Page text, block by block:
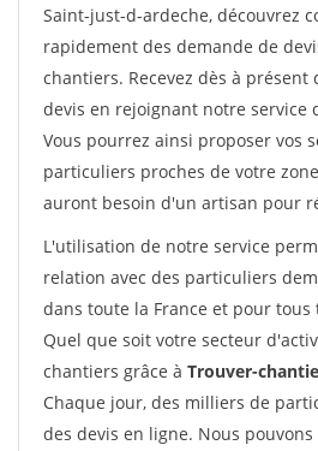
Saint-just-d-ardeche, découvrez
rapidement des demande de
chantiers. Recevez dès à présent
devis en rejoignant notre service
Vous pourrez ainsi proposer vos
particuliers proches de votre
auront besoin d'un artisan pour
L'utilisation de notre service
relation avec des particuliers
dans toute la France et pour tous
Quel que soit votre secteur
chantiers grâce à Trouver-
Chaque jour, des milliers de
des devis en ligne. Nous